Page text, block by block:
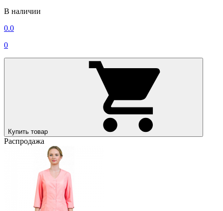
В наличии
0.0
0
Купить товар
Распродажа